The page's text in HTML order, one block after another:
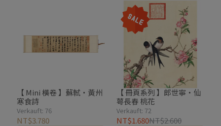
【 Mini 橫卷 】蘇軾・黃州
寒食詩
Verkauft: 76
NT$3.780
【 冊頁系列 】郎世寧・仙
萼長春 桃花
Verkauft: 72
NT$1.680NT$2.600